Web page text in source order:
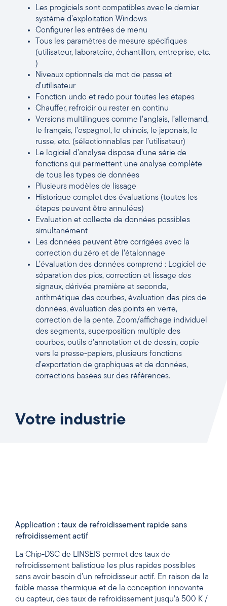
Les progiciels sont compatibles avec le dernier
système d’exploitation Windows
Configurer les entrées de menu
Tous les paramètres de mesure spécifiques
(utilisateur, laboratoire, échantillon, entreprise, etc.
)
Niveaux optionnels de mot de passe et
d’utilisateur
Fonction undo et redo pour toutes les étapes
Chauffer, refroidir ou rester en continu
Versions multilingues comme l’anglais, l’allemand,
le français, l’espagnol, le chinois, le japonais, le
russe, etc. (sélectionnables par l’utilisateur)
Le logiciel d’analyse dispose d’une série de
fonctions qui permettent une analyse complète
de tous les types de données
Plusieurs modèles de lissage
Historique complet des évaluations (toutes les
étapes peuvent être annulées)
Evaluation et collecte de données possibles
simultanément
Les données peuvent être corrigées avec la
correction du zéro et de l’étalonnage
L’évaluation des données comprend : Logiciel de
séparation des pics, correction et lissage des
signaux, dérivée première et seconde,
arithmétique des courbes, évaluation des pics de
données, évaluation des points en verre,
correction de la pente. Zoom/affichage individuel
des segments, superposition multiple des
courbes, outils d’annotation et de dessin, copie
vers le presse-papiers, plusieurs fonctions
d’exportation de graphiques et de données,
corrections basées sur des références.
Votre industrie
Application : taux de refroidissement rapide sans
refroidissement actif
La Chip-DSC de LINSEIS permet des taux de
refroidissement balistique les plus rapides possibles
sans avoir besoin d’un refroidisseur actif. En raison de la
faible masse thermique et de la conception innovante
du capteur, des taux de refroidissement jusqu’à 500 K /